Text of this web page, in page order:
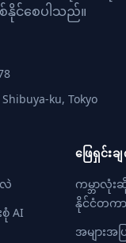
နိုင်စေပါသည်။
ku, Tokyo
လဲ
AI
ဖြေရှင်းခ
ကမ္ဘာလုံး
နိုင်ငံတကာ
အများအပ